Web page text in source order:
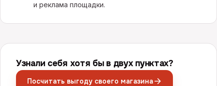
и реклама площадки.
Узнали себя хотя бы в двух пунктах?
Посчитать выгоду своего магазина